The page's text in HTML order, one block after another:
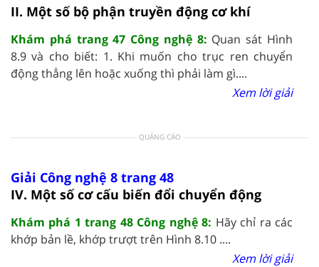
II. Một số bộ phận truyền động cơ khí
Khám phá trang 47 Công nghệ 8: Quan sát Hình
8.9 và cho biết: 1. Khi muốn cho trục ren chuyển
động thẳng lên hoặc xuống thì phải làm gì....
Xem lời giải
QUẢNG CÁO
Giải Công nghệ 8 trang 48
IV. Một số cơ cấu biến đổi chuyển động
Khám phá 1 trang 48 Công nghệ 8: Hãy chỉ ra các
khớp bản lề, khớp trượt trên Hình 8.10 ....
Xem lời giải